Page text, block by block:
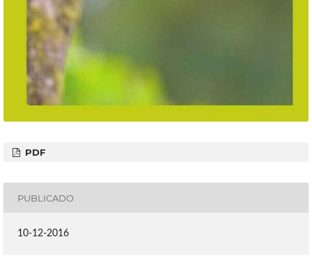
PDF
PUBLICADO
10-12-2016